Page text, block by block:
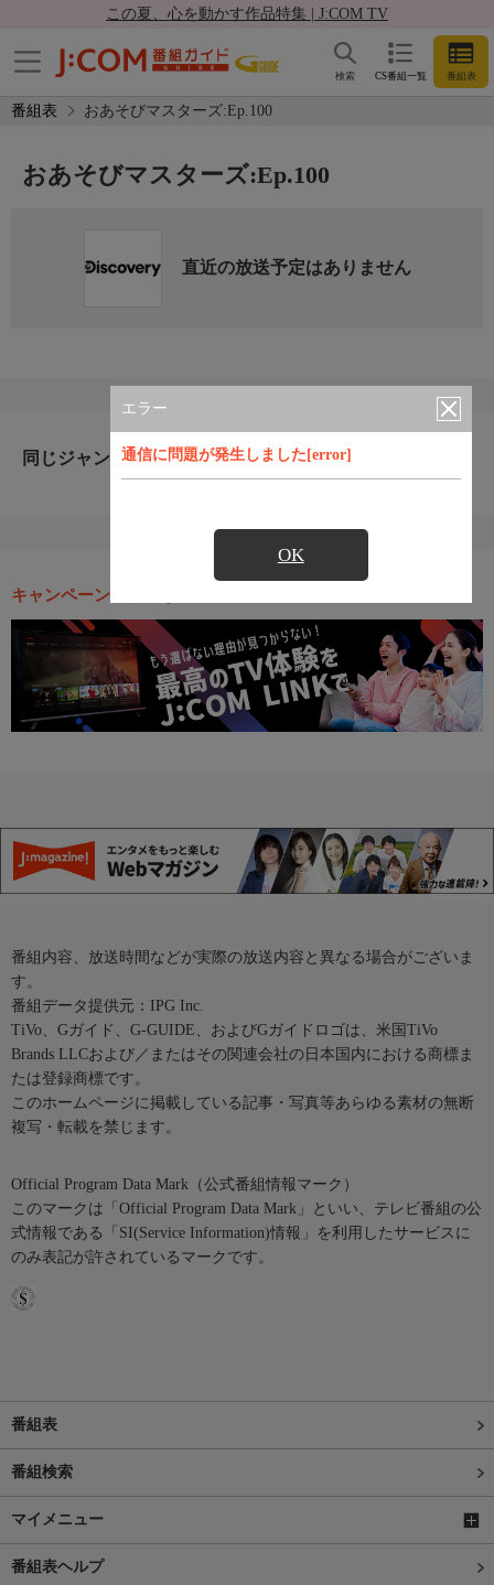
この夏、心を動かす作品特集 | J:COM TV
CS番組一覧 番組表
検索
番組表 おあそびマスターズ:Ep.100
エラー
通信に問題が発生しました[error]
OK
おあそびマスターズ:Ep.100
直近の放送予定はありません
同じジャンルのおすすめ番組
キャンペーン・お得な情報
番組内容、放送時間などが実際の放送内容と異なる場合がございま
す。
番組データ提供元：IPG Inc.
TiVo、Gガイド、G-GUIDE、およびGガイドロゴは、米国TiVo
Brands LLCおよび／またはその関連会社の日本国内における商標ま
たは登録商標です。
このホームページに掲載している記事・写真等あらゆる素材の無断
複写・転載を禁じます。
Official Program Data Mark（公式番組情報マーク）
このマークは「Official Program Data Mark」といい、テレビ番組の公
式情報である「SI(Service Information)情報」を利用したサービスに
のみ表記が許されているマークです。
番組表
番組検索
マイメニュー
番組表ヘルプ